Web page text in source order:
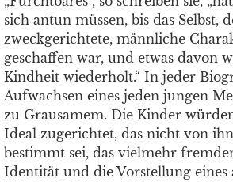
sich antun müssen, bis das Selbst,
zweckgerichtete, männliche
geschaffen war, und etwas davon
Kindheit wiederholt.“ In jeder
Aufwachsen eines jeden jungen
zu Grausamem. Die Kinder
Ideal zugerichtet, das nicht von
bestimmt sei, das vielmehr
Identität und die Vorstellung